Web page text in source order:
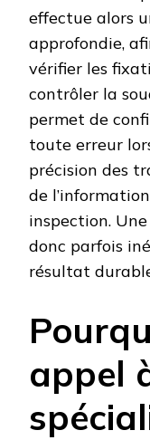
effectue alors
approfondie,
vérifier les
contrôler la
permet de
toute erreur
précision des
de
inspection.
donc parfois
résultat
appel